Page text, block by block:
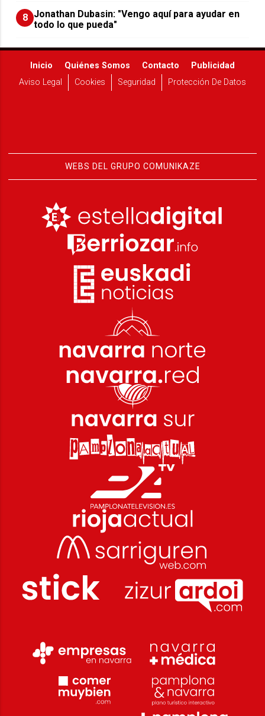
8 Jonathan Dubasin: "Vengo aquí para ayudar en
todo lo que pueda"
Inicio Quiénes Somos Contacto
Publicidad
Aviso Legal
Cookies Seguridad Protección De Datos
WEBS DEL GRUPO COMUNIKAZE